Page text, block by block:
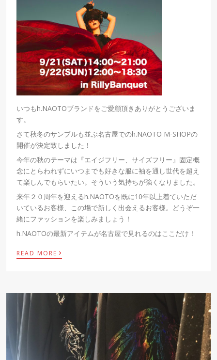
いつもh.NAOTOブランドをご愛顧頂きありがとうございま
す。
さて秋冬のサンプルも並ぶ名古屋でのh.NAOTO M-SHOPの
開催が決定致しました！
今年の秋のテーマは『エイジフリー、サイズフリー』固定概
念にとらわれずにいつまでも好きな服に袖を通し世代を超え
て楽しんでもらいたい。そういう気持ちが強くなりました。
来年２０周年を迎えるh.NAOTOを既に10年以上着ていただ
いているお客様、この場で新しく出会えるお客様。どうぞ一
緒にファッションを楽しみましょう！
h.NAOTOの最新アイテムが名古屋で見れるのはここだけ！
READ MORE ›